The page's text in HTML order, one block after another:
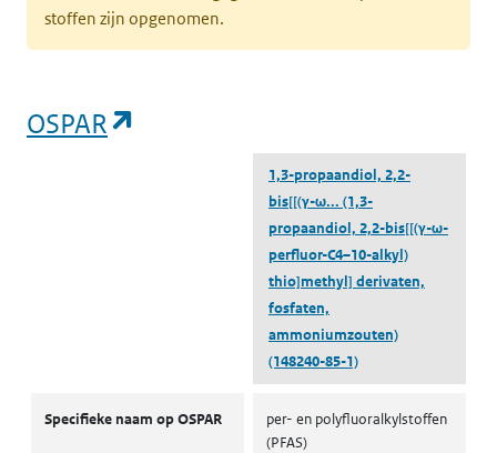
stoffen zijn opgenomen.
OSPAR
1,3-propaandiol, 2,2-
bis[[(γ-ω... (1,3-
propaandiol, 2,2-bis[[(γ-ω-
perfluor-C4–10-alkyl)
thio]methyl] derivaten,
fosfaten,
ammoniumzouten)
(148240-85-1)
Specifieke naam op OSPAR
per- en polyfluoralkylstoffen
(PFAS)